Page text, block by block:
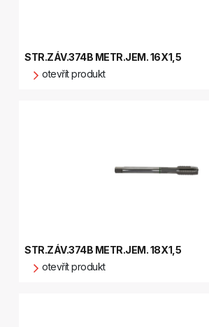
STR.ZÁV.374B METR.JEM. 16X1,5
otevřít produkt
STR.ZÁV.374B METR.JEM. 18X1,5
otevřít produkt